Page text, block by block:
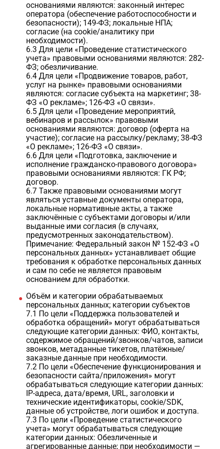
основаниями являются: законный интерес
оператора (обеспечение работоспособности и
безопасности); 149-ФЗ; локальные НПА;
согласие (на cookie/аналитику при
необходимости).
6.3 Для цели «Проведение статистического
учета» правовыми основаниями являются: 282-
ФЗ; обезличивание.
6.4 Для цели «Продвижение товаров, работ,
услуг на рынке» правовыми основаниями
являются: согласие субъекта на маркетинг; 38-
ФЗ «О рекламе»; 126-ФЗ «О связи».
6.5 Для цели «Проведение мероприятий,
вебинаров и рассылок» правовыми
основаниями являются: договор (оферта на
участие); согласие на рассылку/рекламу; 38-ФЗ
«О рекламе»; 126-ФЗ «О связи».
6.6 Для цели «Подготовка, заключение и
исполнение гражданско-правового договора»
правовыми основаниями являются: ГК РФ;
договор.
6.7 Также правовыми основаниями могут
являться уставные документы оператора,
локальные нормативные акты, а также
заключённые с субъектами договоры и/или
выданные ими согласия (в случаях,
предусмотренных законодательством).
Примечание: Федеральный закон № 152-ФЗ «О
персональных данных» устанавливает общие
требования к обработке персональных данных
и сам по себе не является правовым
основанием для обработки.
Объём и категории обрабатываемых
персональных данных; категории субъектов
7.1 По цели «Поддержка пользователей и
обработка обращений» могут обрабатываться
следующие категории данных: ФИО, контакты,
содержимое обращений/звонков/чатов, записи
звонков, метаданные тикетов, платёжные/
заказные данные при необходимости.
7.2 По цели «Обеспечение функционирования и
безопасности сайта/приложения» могут
обрабатываться следующие категории данных:
IP-адреса, дата/время, URL, заголовки и
технические идентификаторы, cookie/SDK,
данные об устройстве, логи ошибок и доступа.
7.3 По цели «Проведение статистического
учета» могут обрабатываться следующие
категории данных: Обезличенные и
агрегированные данные; при необходимости —